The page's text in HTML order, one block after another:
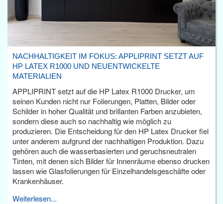
NACHHALTIGKEIT IM FOKUS: APPLIPRINT SETZT AUF
HP LATEX R1000 UND NEUENTWICKELTE
MATERIALIEN
APPLIPRINT setzt auf die HP Latex R1000 Drucker, um
seinen Kunden nicht nur Folierungen, Platten, Bilder oder
Schilder in hoher Qualität und brillanten Farben anzubieten,
sondern diese auch so nachhaltig wie möglich zu
produzieren. Die Entscheidung für den HP Latex Drucker fiel
unter anderem aufgrund der nachhaltigen Produktion. Dazu
gehören auch die wasserbasierten und geruchsneutralen
Tinten, mit denen sich Bilder für Innenräume ebenso drucken
lassen wie Glasfolierungen für Einzelhandelsgeschäfte oder
Krankenhäuser.
Weiterlesen...